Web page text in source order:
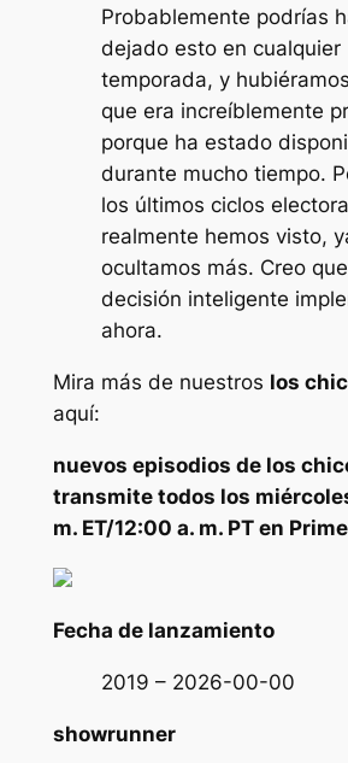
Probablemente podrías
dejado esto en cualquier
temporada, y
que era increíblemente
porque ha estado
durante mucho tiempo.
los últimos ciclos
realmente hemos visto,
ocultamos más. Creo
decisión inteligente
ahora.
Mira más de nuestros los
aquí:
nuevos episodios de los
transmite todos los
m. ET/12:00 a. m. PT en
Fecha de lanzamiento
2019 – 2026-00-00
showrunner